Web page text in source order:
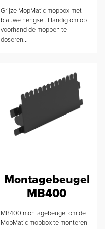
Grijze MopMatic mopbox met
blauwe hengsel. Handig om op
voorhand de moppen te
doseren...
Montagebeugel
MB400
MB400 montagebeugel om de
MopMatic mopbox te monteren